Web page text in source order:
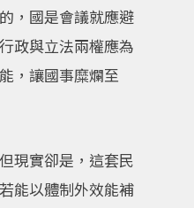
，國是會議就應避
政與立法兩權應為
，讓國事糜爛至
現實卻是，這套民
能以體制外效能補